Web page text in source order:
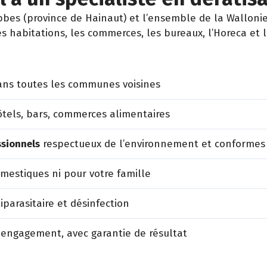
(province de Hainaut) et l’ensemble de la
les commerces, les bureaux, l’Horeca
toutes les communes voisines
bars, commerces alimentaires
respectueux de l’environnement et conformes
ni pour votre famille
et désinfection
avec garantie de résultat